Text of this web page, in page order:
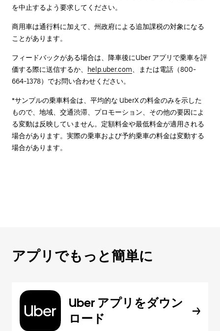
を中止するよう要求してください。
商用車は通行料に加えて、州政府による追加課税の対象になる
ことがあります。
フィードバックがある場合は、降車後に⁠Uber アプリで乗車を評
価する際に送信するか、
help.uber.com 、または電話（800-
664-1378）でお問い合わせください。
*サンプルの乗車料金は、平均的な UberX の料金のみを示した
もので、地域、交通渋滞、プロモーション、その他の要因によ
る変動は反映していません。定額料金や最低料金が適用される
場合があります。実際の乗車および予約乗車の料金は変動する
場合があります。
アプリでもっと簡単に
Uber アプリをダウン
ロード